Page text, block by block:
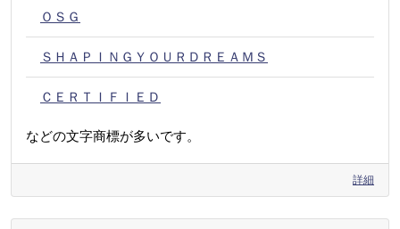
ＯＳＧ
ＳＨＡＰＩＮＧＹＯＵＲＤＲＥＡＭＳ
ＣＥＲＴＩＦＩＥＤ
などの文字商標が多いです。
詳細